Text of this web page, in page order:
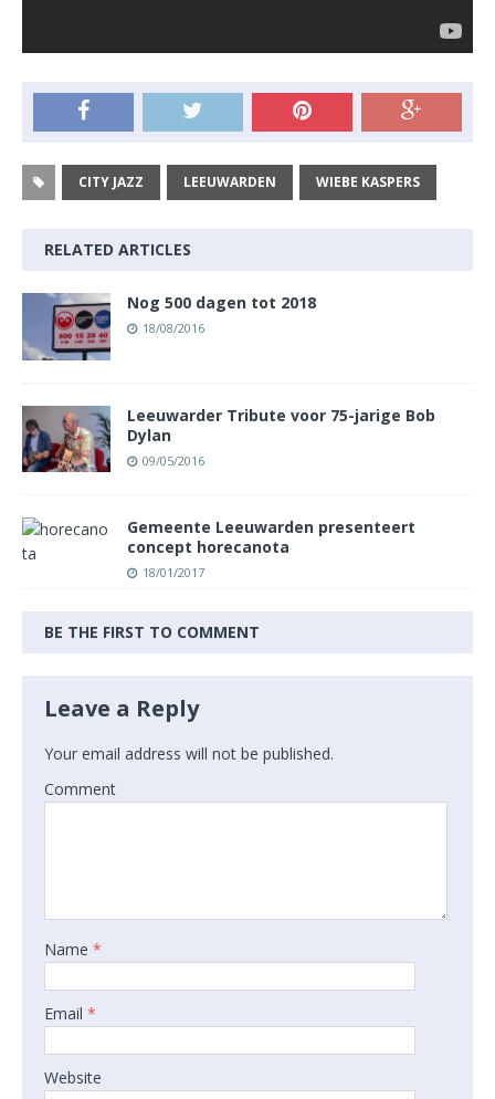
CITY JAZZ LEEUWARDEN WIEBE KASPERS
RELATED ARTICLES
Nog 500 dagen tot 2018
18/08/2016
Leeuwarder Tribute voor 75-jarige Bob
Dylan
09/05/2016
Gemeente Leeuwarden presenteert
concept horecanota
18/01/2017
BE THE FIRST TO COMMENT
Leave a Reply
Your email address will not be published.
Comment
Name *
Email *
Website